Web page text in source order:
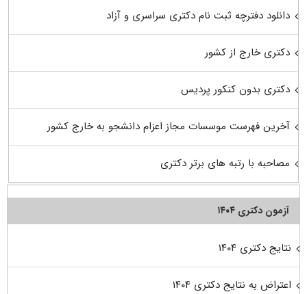
دانلود دفترچه ثبت نام دکتری سراسری و آزاد
دکتری خارج از کشور
دکتری بدون کنکور پردیس
آخرین فهرست موسسات مجاز اعزام دانشجو به خارج کشور
مصاحبه با رتبه های برتر دکتری
آزمون دکتری ۱۴۰۴
نتایج دکتری ۱۴۰۴
اعتراض به نتایج دکتری ۱۴۰۴